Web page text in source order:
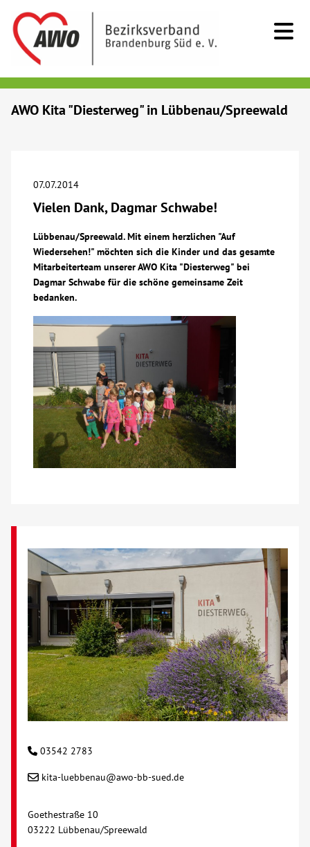
Beratung & Hilfe
Begegnung
Bildung
Über uns
Veranstaltungen
Spenden
Mitmachen
Glossar
Suche
Kontakt
AWO BB Süd
AWO Kita "Diesterweg" in Lübbenau/Spreewald
07.07.2014
Vielen Dank, Dagmar Schwabe!
Lübbenau/Spreewald. Mit einem herzlichen "Auf
Wiedersehen!" möchten sich die Kinder und das gesamte
Mitarbeiterteam unserer AWO Kita "Diesterweg" bei
Dagmar Schwabe für die schöne gemeinsame Zeit
bedanken.
03542 2783
kita-luebbenau@awo-bb-sued.de
Goethestraße 10
03222 Lübbenau/Spreewald